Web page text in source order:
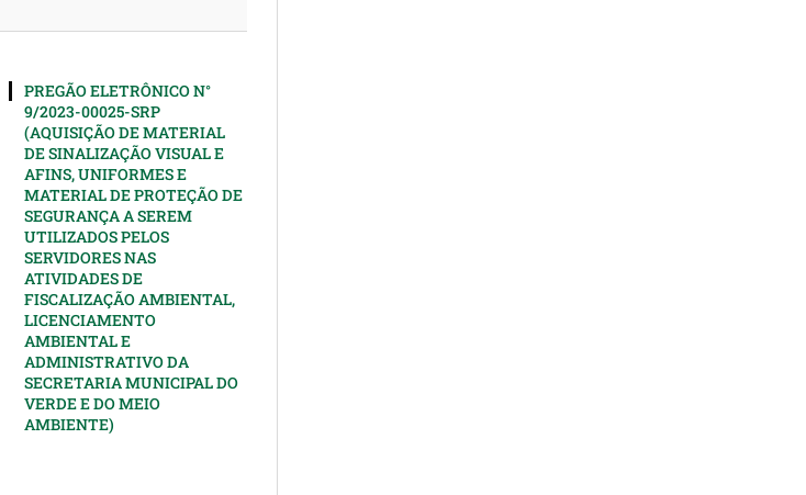
PREGÃO ELETRÔNICO N°
9/2023-00025-SRP
(AQUISIÇÃO DE MATERIAL
DE SINALIZAÇÃO VISUAL E
AFINS, UNIFORMES E
MATERIAL DE PROTEÇÃO DE
SEGURANÇA A SEREM
UTILIZADOS PELOS
SERVIDORES NAS
ATIVIDADES DE
FISCALIZAÇÃO AMBIENTAL,
LICENCIAMENTO
AMBIENTAL E
ADMINISTRATIVO DA
SECRETARIA MUNICIPAL DO
VERDE E DO MEIO
AMBIENTE)